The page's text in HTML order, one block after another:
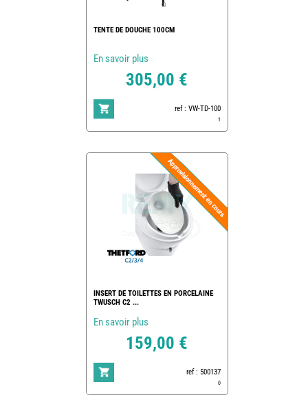
TENTE DE DOUCHE 100CM
En savoir plus
305,00 €
ref : VW-TD-100
1
INSERT DE TOILETTES EN PORCELAINE
TWUSCH C2 ...
En savoir plus
159,00 €
ref : 500137
0